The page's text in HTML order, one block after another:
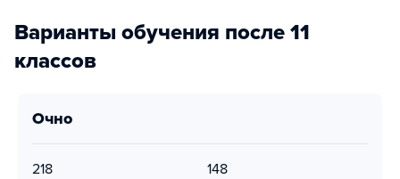
Варианты обучения после 11
классов
очно
218 148